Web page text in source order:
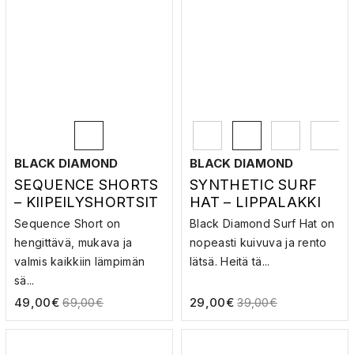
BLACK DIAMOND
SEQUENCE SHORTS
– KIIPEILYSHORTSIT
Sequence Short on
hengittävä, mukava ja
valmis kaikkiin lämpimän
sä...
49,00€ 69,00€
BLACK DIAMOND
SYNTHETIC SURF
HAT – LIPPALAKKI
Black Diamond Surf Hat on
nopeasti kuivuva ja rento
lätsä. Heitä tä...
29,00€ 39,00€